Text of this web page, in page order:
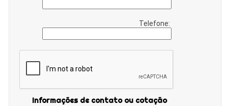
Telefone:
Informações de contato ou cotação